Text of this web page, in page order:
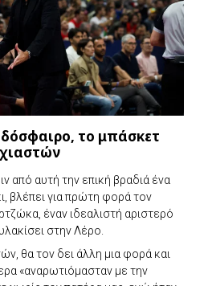
το μπάσκετ
από αυτή την επική βραδιά ένα
βλέπει για πρώτη φορά τον
έναν ιδεαλιστή αριστερό
στην Λέρο.
θα τον δει άλλη μια φορά και
«αναρωτιόμασταν με την